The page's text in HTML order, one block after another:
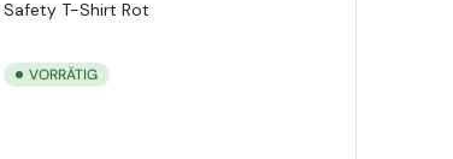
Safety T-Shirt Rot
VORRÄTIG